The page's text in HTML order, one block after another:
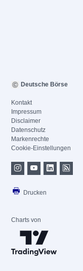
Deutsche Börse
Kontakt
Impressum
Disclaimer
Datenschutz
Markenrechte
Cookie-Einstellungen
Drucken
Charts von